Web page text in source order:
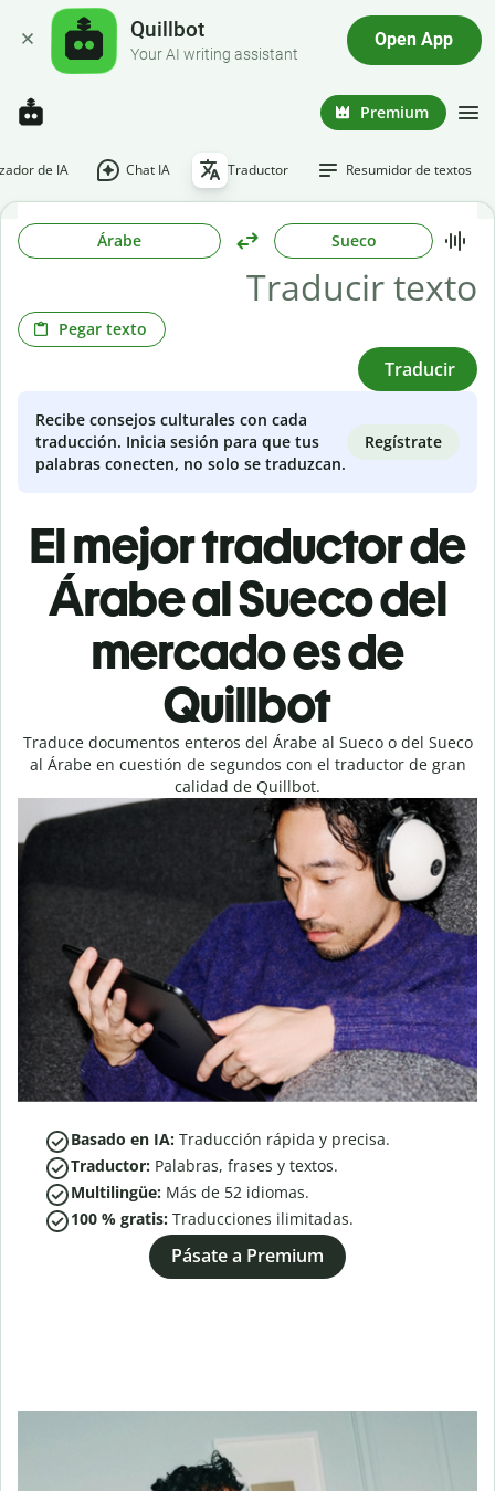
Quillbot
Your AI writing assistant
Open App
Premium
de IA Chat IA Traductor Resumidor de textos
Árabe Sueco
Pegar texto
Traducir
Recibe consejos culturales con cada
traducción. Inicia sesión para que tus
palabras conecten, no solo se traduzcan.
Regístrate
El mejor traductor de
Árabe al Sueco del
mercado es de
Quillbot
Traduce documentos enteros del Árabe al Sueco o del Sueco
al Árabe en cuestión de segundos con el traductor de gran
calidad de Quillbot.
Basado en IA: Traducción rápida y precisa.
Traductor: Palabras, frases y textos.
Multilingüe: Más de 52 idiomas.
100 % gratis: Traducciones ilimitadas.
Pásate a Premium